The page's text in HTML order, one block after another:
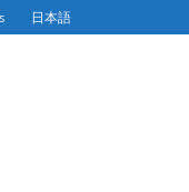
日本語